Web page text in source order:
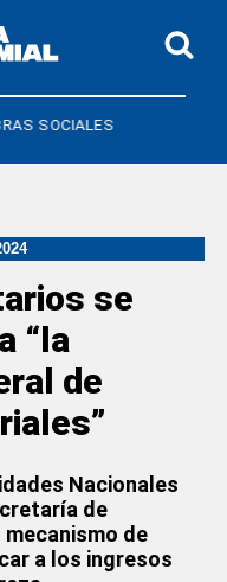
se
“la
de
Nacionales
de
de
a los ingresos